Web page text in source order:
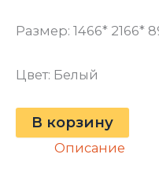
Размер: 1466* 2166*
Цвет: Белый
В корзину
Описание